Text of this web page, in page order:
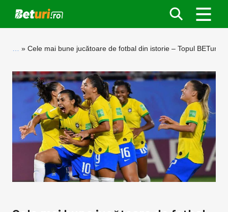
Cele mai bune jucătoare de fotbal din istorie – Topul BETuri.ro